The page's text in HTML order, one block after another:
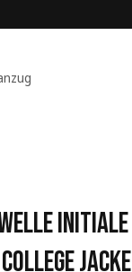
Initiale
Jacke